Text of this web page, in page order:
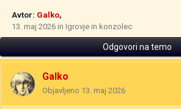
Avtor: Galko,
13. maj 2026 in Igrovje in konzolec
Odgovori na temo
Galko
Objavljeno 13. maj 2026